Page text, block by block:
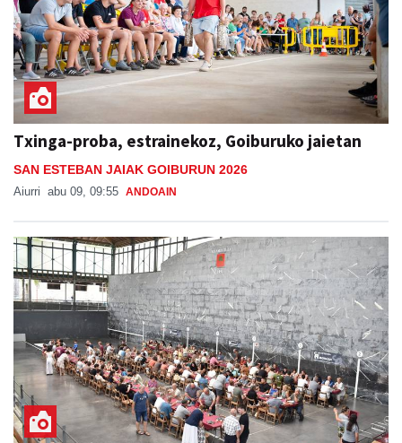
Txinga-proba, estrainekoz, Goiburuko jaietan
SAN ESTEBAN JAIAK GOIBURUN 2026
Aiurri abu 09, 09:55 ANDOAIN